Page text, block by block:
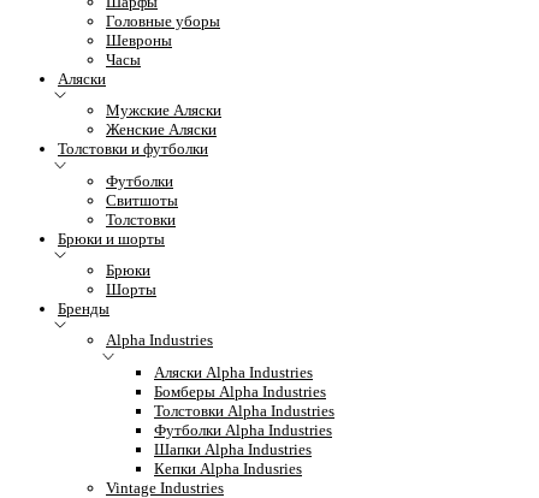
Головные уборы
Шевроны
Часы
Аляски
Мужские Аляски
Женские Аляски
Толстовки и футболки
Футболки
Свитшоты
Толстовки
Брюки и шорты
Брюки
Шорты
Бренды
Alpha Industries
Аляски Alpha Industries
Бомберы Alpha Industries
Толстовки Alpha Industries
Футболки Alpha Industries
Шапки Alpha Industries
Кепки Alpha Indusries
Vintage Industries